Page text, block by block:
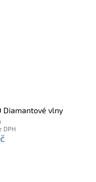
Diamantové vlny
DPH